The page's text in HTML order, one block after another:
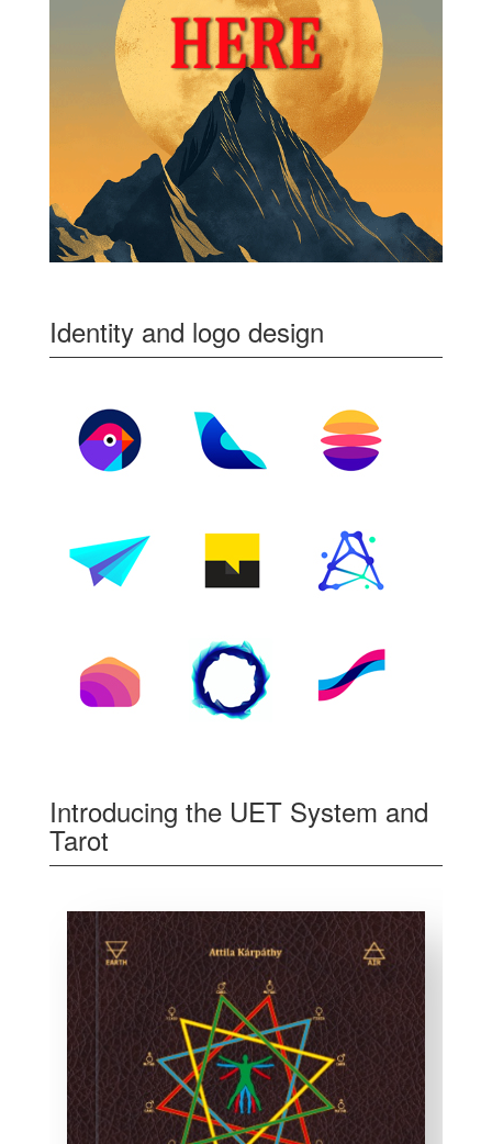
Identity and logo design
Introducing the UET System and
Tarot